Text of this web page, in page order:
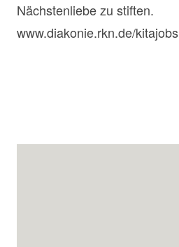
Nächstenliebe zu stiften.
www.diakonie.rkn.de/kitajobs